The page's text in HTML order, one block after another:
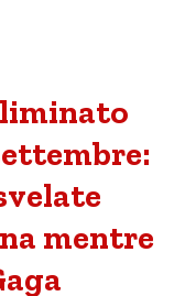
mentre